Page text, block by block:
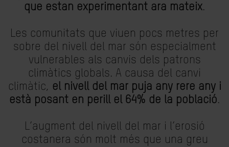
que estan experimentant ara mateix.
Les comunitats que viuen pocs metres per
sobre del nivell del mar són especialment
vulnerables als canvis dels patrons
climàtics globals. A causa del canvi
climàtic, el nivell del mar puja any rere any i
està posant en perill el 64% de la població.
L’augment del nivell del mar i l’erosió
costanera són molt més que una greu